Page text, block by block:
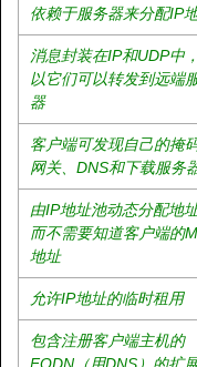
依赖于服务器来分配IP
消息封装在IP和UDP中
以它们可以转发到远端
器
客户端可发现自己的掩码
网关、DNS和下载服务
由IP地址池动态分配地
而不需要知道客户端的
地址
允许IP地址的临时租用
包含注册客户端主机的